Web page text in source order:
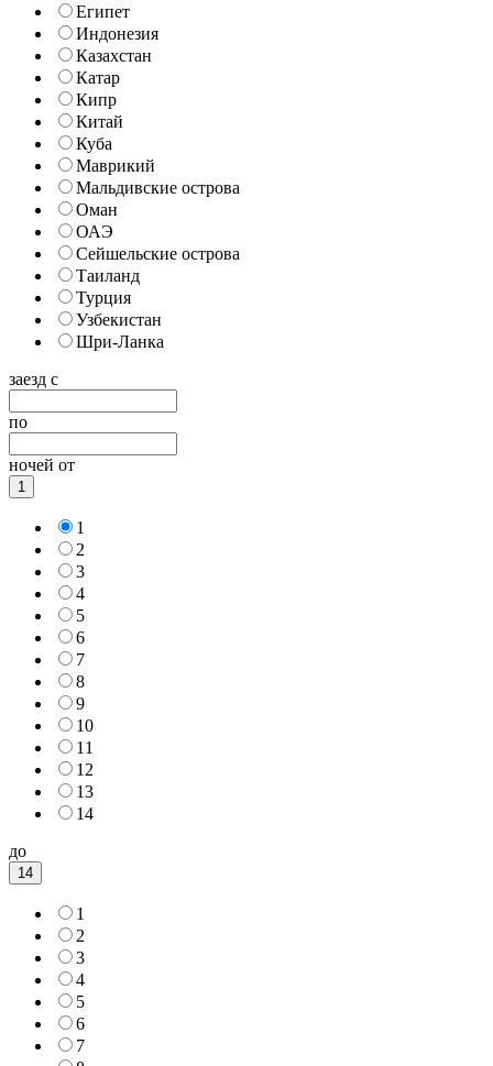
Египет
Индонезия
Казахстан
Катар
Кипр
Китай
Куба
Маврикий
Мальдивские острова
Оман
ОАЭ
Сейшельские острова
Таиланд
Турция
Узбекистан
Шри-Ланка
заезд с
по
ночей от
1
1
2
3
4
5
6
7
8
9
10
11
12
13
14
до
14
1
2
3
4
5
6
7